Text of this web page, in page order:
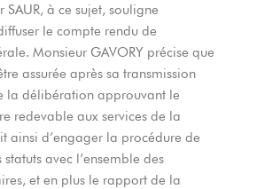
SAUR, à ce sujet, souligne
le compte rendu de
Monsieur GAVORY précise que
assurée après sa transmission
la délibération approuvant le
redevable aux services de la
ainsi d’engager la procédure de
avec l’ensemble des
et en plus le rapport de la